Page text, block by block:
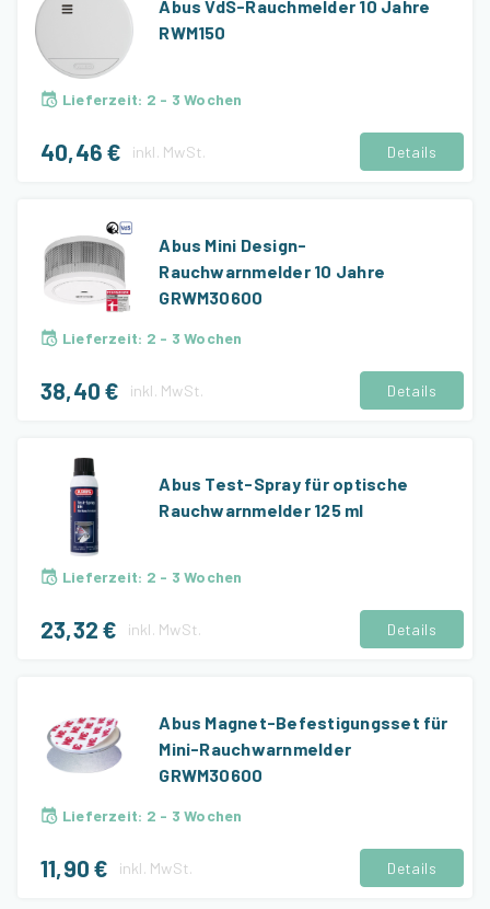
Abus VdS-Rauchmelder 10 Jahre
RWM150
Lieferzeit: 2 - 3 Wochen
40,46 € inkl. MwSt. Details
Abus Mini Design-
Rauchwarnmelder 10 Jahre
GRWM30600
Lieferzeit: 2 - 3 Wochen
38,40 € inkl. MwSt. Details
Abus Test-Spray für optische
Rauchwarnmelder 125 ml
Lieferzeit: 2 - 3 Wochen
23,32 € inkl. MwSt. Details
Abus Magnet-Befestigungsset für
Mini-Rauchwarnmelder
GRWM30600
Lieferzeit: 2 - 3 Wochen
11,90 € inkl. MwSt. Details